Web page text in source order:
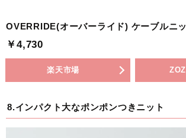
OVERRIDE(オーバーライド) ケーブルニ
￥4,730
楽天市場
8.インパクト大なポンポンつきニット